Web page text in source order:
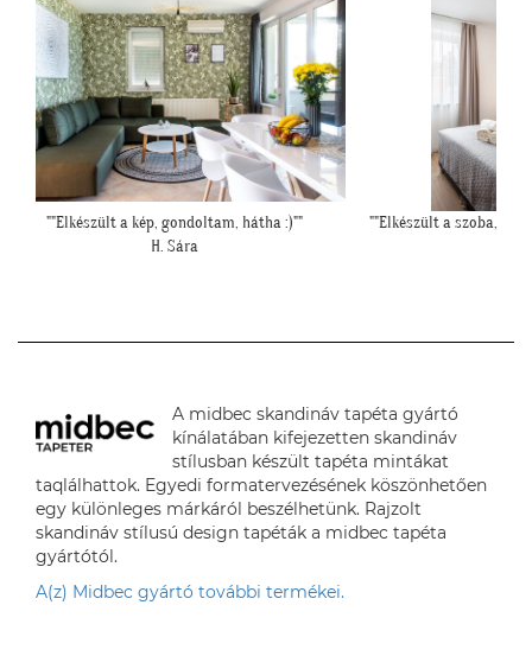
""Elkészült a szoba, nagyon szépen lett. Köszönjük""
A midbec skandináv tapéta gyártó
kínálatában kifejezetten skandináv
stílusban készült tapéta mintákat
taqlálhattok. Egyedi formatervezésének köszönhetően
egy különleges márkáról beszélhetünk. Rajzolt
skandináv stílusú design tapéták a midbec tapéta
gyártótól.
A(z) Midbec gyártó további termékei.